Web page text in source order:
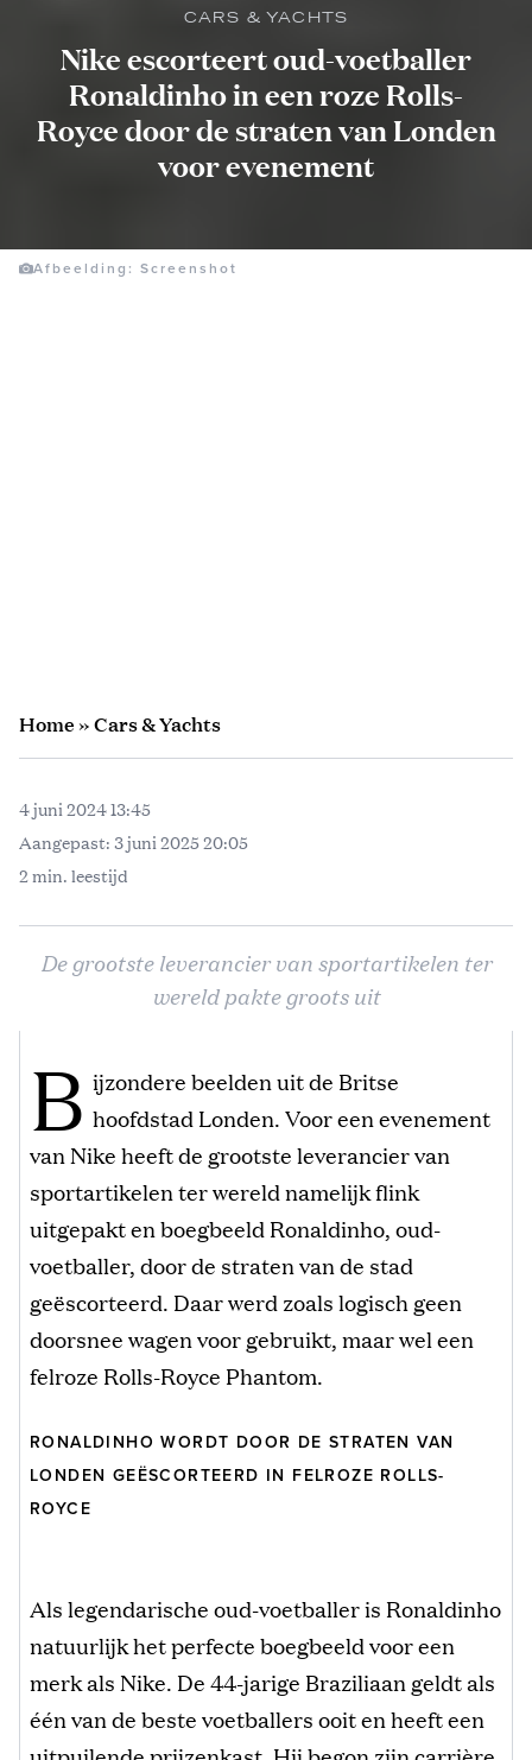
CARS & YACHTS
Nike escorteert oud-voetballer
Ronaldinho in een roze Rolls-
Royce door de straten van Londen
voor evenement
Afbeelding: Screenshot
Home»Cars & Yachts
4 juni 2024 13:45
Aangepast: 3 juni 2025 20:05
2 min. leestijd
De grootste leverancier van sportartikelen ter
wereld pakte groots uit
B ijzondere beelden uit de Britse
hoofdstad Londen. Voor een evenement
van Nike heeft de grootste leverancier van
sportartikelen ter wereld namelijk flink
uitgepakt en boegbeeld Ronaldinho, oud-
voetballer, door de straten van de stad
geëscorteerd. Daar werd zoals logisch geen
doorsnee wagen voor gebruikt, maar wel een
felroze Rolls-Royce Phantom.
RONALDINHO WORDT DOOR DE STRATEN VAN
LONDEN GEËSCORTEERD IN FELROZE ROLLS-
ROYCE
Als legendarische oud-voetballer is Ronaldinho
natuurlijk het perfecte boegbeeld voor een
merk als Nike. De 44-jarige Braziliaan geldt als
één van de beste voetballers ooit en heeft een